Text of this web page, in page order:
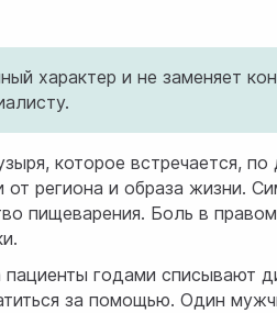
характер и не заменяет
которое встречается,
региона и образа жизни.
пищеварения. Боль в
пациенты годами списывают
за помощью. Один